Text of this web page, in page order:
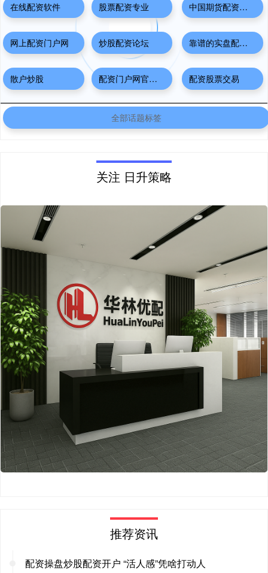
在线配资软件 股票配资专业 中国期货配资公司
网上配资门户网 炒股配资论坛 靠谱的实盘配资平台
散户炒股 配资门户网官网首页 配资股票交易
全部话题标签
关注 日升策略
推荐资讯
配资操盘炒股配资开户 “活人感”凭啥打动人